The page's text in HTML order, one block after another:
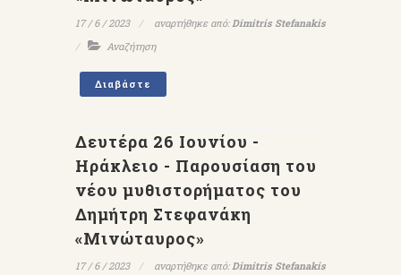
17 / 6 / 2023 αναρτήθηκε από:Dimitris Stefanakis
Αναζήτηση
Διαβάστε
Δευτέρα 26 Ιουνίου -
Ηράκλειο - Παρουσίαση του
νέου μυθιστορήματος του
Δημήτρη Στεφανάκη
«Μινώταυρος»
17 / 6 / 2023 αναρτήθηκε από:Dimitris Stefanakis